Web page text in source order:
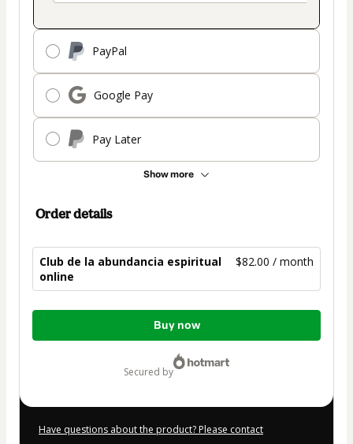
PayPal
Google Pay
Pay Later
Show more
Order details
Club de la abundancia espiritual
online
$82.00 / month
Total
Buy now
secured by
Have questions about the product? Please contact